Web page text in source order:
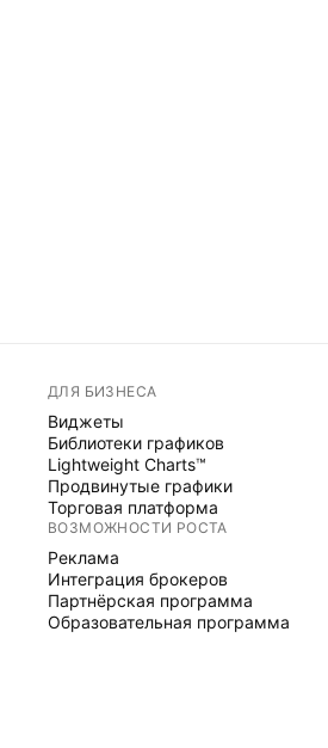
ДЛЯ БИЗНЕСА
Виджеты
Библиотеки графиков
Lightweight Charts™
Продвинутые графики
Торговая платформа
ВОЗМОЖНОСТИ РОСТА
Реклама
Интеграция брокеров
Партнёрская программа
Образовательная программа